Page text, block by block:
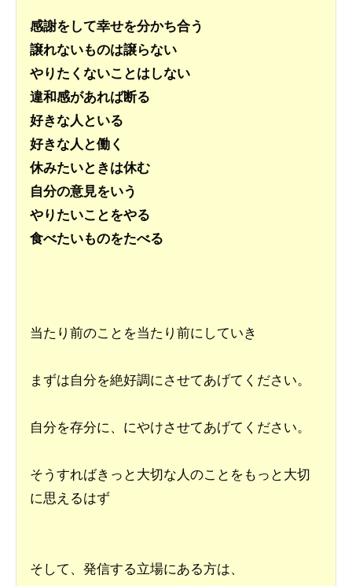
感謝をして幸せを分かち合う
譲れないものは譲らない
やりたくないことはしない
違和感があれば断る
好きな人といる
好きな人と働く
休みたいときは休む
自分の意見をいう
やりたいことをやる
食べたいものをたべる
当たり前のことを当たり前にしていき
まずは自分を絶好調にさせてあげてください。
自分を存分に、にやけさせてあげてください。
そうすればきっと大切な人のことをもっと大切
に思えるはず
そして、発信する立場にある方は、